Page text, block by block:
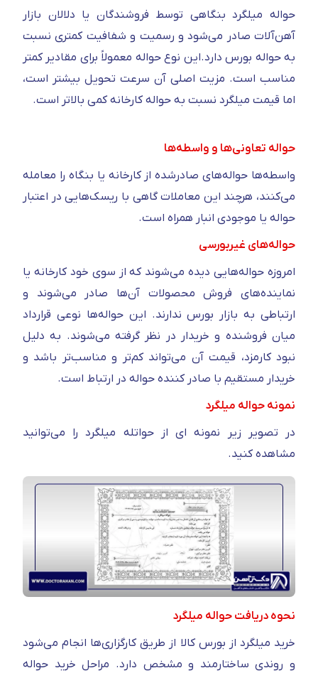
حواله میلگرد بنگاهی توسط فروشندگان یا دلالان بازار
آهن‌آلات صادر می‌شود و رسمیت و شفافیت کمتری نسبت
به حواله بورس دارد.این نوع حواله معمولاً برای مقادیر کمتر
مناسب است. مزیت اصلی آن سرعت تحویل بیشتر است،
اما قیمت میلگرد نسبت به حواله کارخانه کمی بالاتر است.
حواله تعاونی‌ها و واسطه‌ها
واسطه‌ها حواله‌های صادرشده از کارخانه یا بنگاه را معامله
می‌کنند، هرچند این معاملات گاهی با ریسک‌هایی در اعتبار
حواله یا موجودی انبار همراه است.
حواله‌های غیربورسی
امروزه حواله‌هایی دیده می‌شوند که از سوی خود کارخانه یا
نماینده‌های فروش محصولات آن‌ها صادر می‌شوند و
ارتباطی به بازار بورس ندارند. این حواله‌ها نوعی قرارداد
میان فروشنده و خریدار در نظر گرفته می‌شوند. به دلیل
نبود کارمزد، قیمت آن می‌تواند کم‌تر و مناسب‌تر باشد و
خریدار مستقیم با صادر کننده حواله در ارتباط است.
نمونه حواله میلگرد
در تصویر زیر نمونه ای از حواتله میلگرد را می‌توانید
مشاهده کنید.
نحوه دریافت حواله میلگرد
خرید میلگرد از بورس کالا از طریق کارگزاری‌ها انجام می‌شود
و روندی ساختارمند و مشخص دارد. مراحل خرید حواله